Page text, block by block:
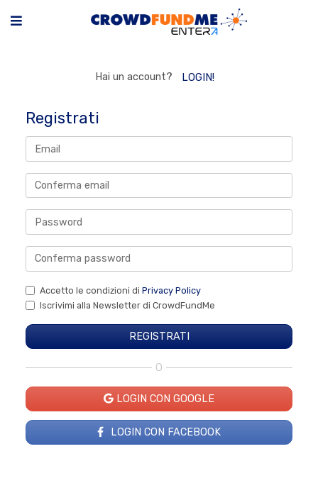
Hai un account? LOGIN!
Registrati
Accetto le condizioni di Privacy Policy
Iscrivimi alla Newsletter di CrowdFundMe
O
LOGIN CON GOOGLE
LOGIN CON FACEBOOK